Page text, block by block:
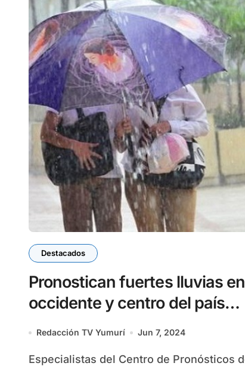
Destacados
Pronostican fuertes lluvias en
occidente y centro del país
durante los próximos días
Redacción TV Yumurí Jun 7, 2024
Especialistas del Centro de Pronósticos del